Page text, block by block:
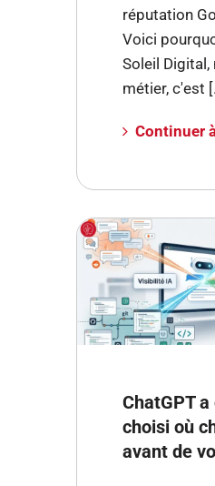
réputation
Voici
Soleil Digital,
métier, c'est
Continuer
ChatGPT a
choisi où
avant de